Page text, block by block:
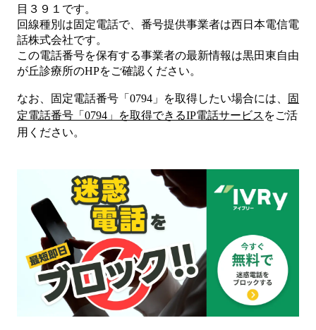
目３９１ です。
回線種別は固定電話で、番号提供事業者は西日本電信電
話株式会社です。
この電話番号を保有する事業者の最新情報は黒田東自由
が丘診療所のHPをご確認ください。
なお、固定電話番号「 0794 」を取得したい場合には、
固
定電話番号「 0794 」を取得できるIP電話サービス をご活
用ください。